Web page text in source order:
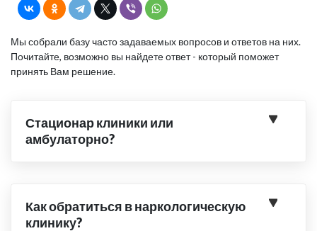
Мы собрали базу часто задаваемых вопросов и ответов на них.
Почитайте, возможно вы найдете ответ - который поможет
принять Вам решение.
Стационар клиники или
амбулаторно?
Как обратиться в наркологическую
клинику?